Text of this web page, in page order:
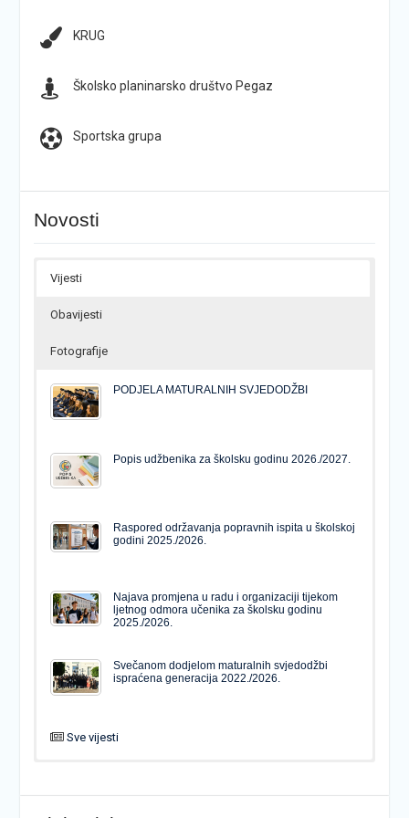
KRUG
Školsko planinarsko društvo Pegaz
Sportska grupa
Novosti
Vijesti
Obavijesti
Fotografije
PODJELA MATURALNIH SVJEDODŽBI
Popis udžbenika za školsku godinu 2026./2027.
Raspored održavanja popravnih ispita u školskoj
godini 2025./2026.
Najava promjena u radu i organizaciji tijekom
ljetnog odmora učenika za školsku godinu
2025./2026.
Svečanom dodjelom maturalnih svjedodžbi
ispraćena generacija 2022./2026.
Sve vijesti